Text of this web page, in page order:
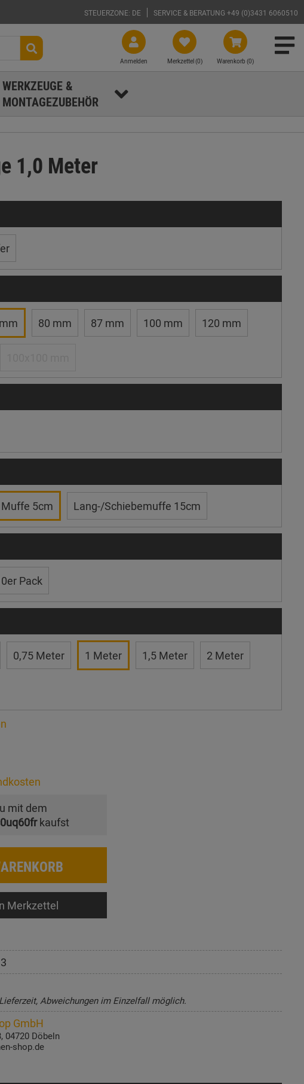
STEUERZONE: DE SERVICE & BERATUNG +49 (0)3431 6060510
Warenkorb (0)
Merkzettel (0)
Anmelden
WERKZEUGE &
MONTAGEZUBEHÖR
1,0 Meter
80 mm 87 mm 100 mm 120 mm
Muffe 5cm Lang-/Schiebemuffe 15cm
Pack
0,75 Meter 1 Meter 1,5 Meter 2 Meter
mit dem
kaufst
Merkzettel
Abweichungen im Einzelfall möglich.
GmbH
04720 Döbeln
shop.de